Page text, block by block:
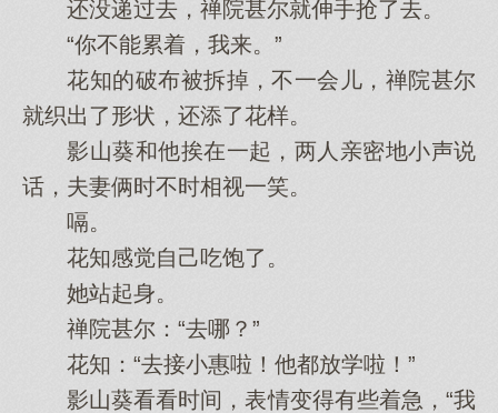
还没递过去，禅院甚尔就伸手抢了去。
“你不能累着，我来。”
花知的破布被拆掉，不一会儿，禅院甚尔
就织出了形状，还添了花样。
影山葵和他挨在一起，两人亲密地小声说
话，夫妻俩时不时相视一笑。
嗝。
花知感觉自己吃饱了。
她站起身。
禅院甚尔：“去哪？”
花知：“去接小惠啦！他都放学啦！”
影山葵看看时间，表情变得有些着急，“我